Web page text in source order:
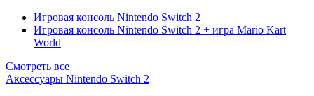
Игровая консоль Nintendo Switch 2
Игровая консоль Nintendo Switch 2 + игра Mario Kart
World
Смотреть все
Аксессуары Nintendo Switch 2